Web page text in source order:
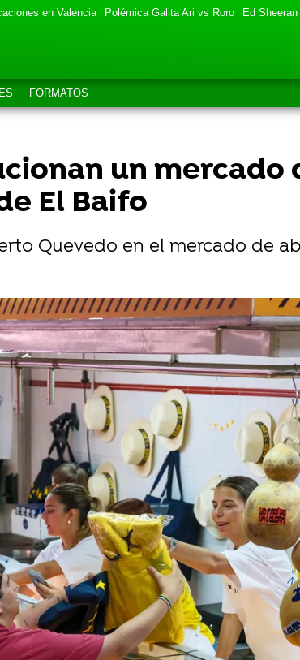
en Valencia Polémica Galita Ari vs Roro Ed
FORMATOS
un mercado
El Baifo
Quevedo en el mercado de